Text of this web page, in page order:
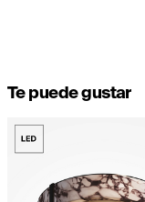
Te puede gustar